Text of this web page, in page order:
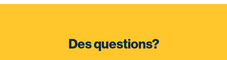
Des questions?